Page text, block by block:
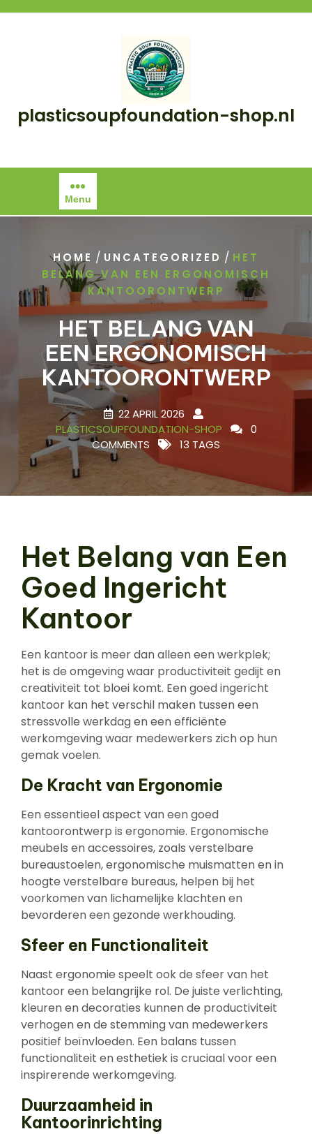
plasticsoupfoundation-shop.nl
Menu
HOME / UNCATEGORIZED / HET
BELANG VAN EEN ERGONOMISCH
KANTOORONTWERP
HET BELANG VAN
EEN ERGONOMISCH
KANTOORONTWERP
22 APRIL 2026
PLASTICSOUPFOUNDATION-SHOP
0
COMMENTS
13 TAGS
Het Belang van Een
Goed Ingericht
Kantoor
Een kantoor is meer dan alleen een werkplek;
het is de omgeving waar productiviteit gedijt en
creativiteit tot bloei komt. Een goed ingericht
kantoor kan het verschil maken tussen een
stressvolle werkdag en een efficiënte
werkomgeving waar medewerkers zich op hun
gemak voelen.
De Kracht van Ergonomie
Een essentieel aspect van een goed
kantoorontwerp is ergonomie. Ergonomische
meubels en accessoires, zoals verstelbare
bureaustoelen, ergonomische muismatten en in
hoogte verstelbare bureaus, helpen bij het
voorkomen van lichamelijke klachten en
bevorderen een gezonde werkhouding.
Sfeer en Functionaliteit
Naast ergonomie speelt ook de sfeer van het
kantoor een belangrijke rol. De juiste verlichting,
kleuren en decoraties kunnen de productiviteit
verhogen en de stemming van medewerkers
positief beïnvloeden. Een balans tussen
functionaliteit en esthetiek is cruciaal voor een
inspirerende werkomgeving.
Duurzaamheid in
Kantoorinrichting